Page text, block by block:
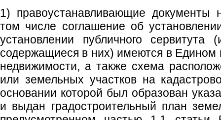
1) правоустанавливающие документы
том числе соглашение об
установлении публичного сервитута
содержащиеся в них) имеются в Едином
недвижимости, а также схема
или земельных участков на
основании которой был образован
и выдан градостроительный план